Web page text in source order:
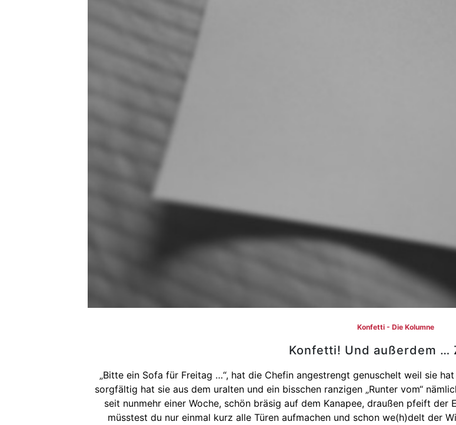
Konfetti - Die Kolumne
Konfetti! Und außerdem …
„Bitte ein Sofa für Freitag …“, hat die Chefin angestrengt genuschelt weil sie
sorgfältig hat sie aus dem uralten und ein bisschen ranzigen „Runter vom“
seit nunmehr einer Woche, schön bräsig auf dem Kanapee, draußen pfeift
müsstest du nur einmal kurz alle Türen aufmachen und schon we(h)delt der